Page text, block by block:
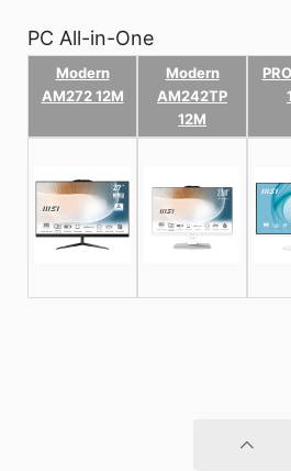
PC All-in-One
Modern
AM272 12M
Modern
AM242TP
12M